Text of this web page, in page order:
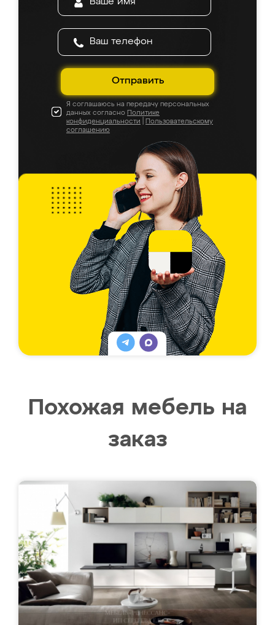
Отправить
Я соглашаюсь на передачу персональных
данных согласно Политике
конфиденциальности
Пользовательскому
соглашению
Похожая мебель на
заказ